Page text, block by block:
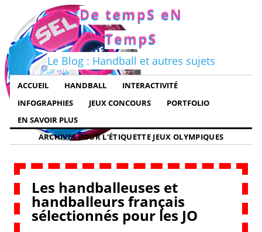
De tempS eN
TempS
Le Blog : Handball et autres sujets
ACCUEIL HANDBALL
INTERACTIVITÉ
INFOGRAPHIES
JEUX CONCOURS
PORTFOLIO
EN SAVOIR PLUS
ARCHIVES POUR L'ÉTIQUETTE JEUX OLYMPIQUES
Les handballeuses et
handballeurs français
sélectionnés pour les JO